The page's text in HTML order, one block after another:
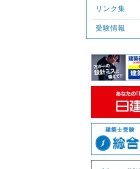
リンク集
受験情報